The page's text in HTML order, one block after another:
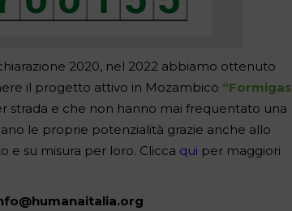
2020, nel 2022 abbiamo ottenuto
il progetto attivo in Mozambico “Formigas
strada e che non hanno mai frequentato una
le proprie potenzialità grazie anche allo
su misura per loro. Clicca qui per maggiori